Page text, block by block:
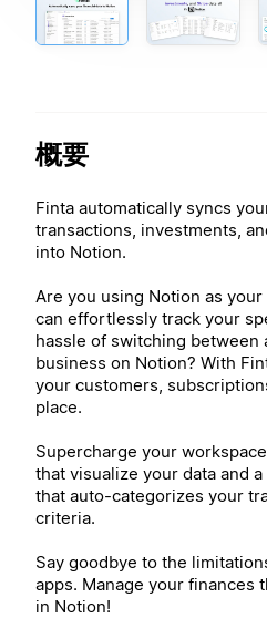
概要
Finta automatically syncs
transactions, investments,
into Notion.
Are you using Notion as
can effortlessly track your
hassle of switching between
business on Notion? With
your customers,
place.
Supercharge your
that visualize your data and
that auto-categorizes your
criteria.
Say goodbye to the
apps. Manage your
in Notion!